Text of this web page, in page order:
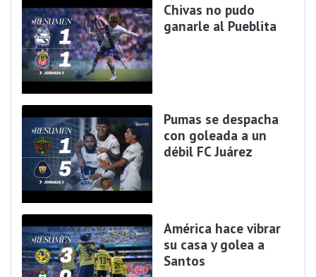
Chivas no pudo
ganarle al Pueblita
Pumas se despacha
con goleada a un
débil FC Juárez
América hace vibrar
su casa y golea a
Santos